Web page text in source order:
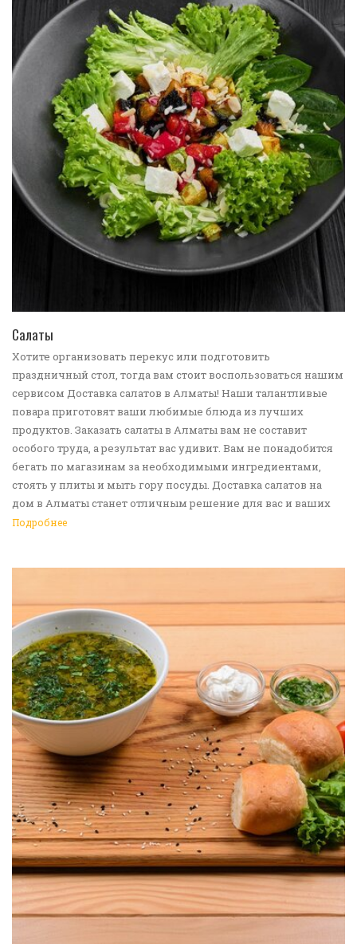
Салаты
Хотите организовать перекус или подготовить
праздничный стол, тогда вам стоит воспользоваться нашим
сервисом Доставка салатов в Алматы! Наши талантливые
повара приготовят ваши любимые блюда из лучших
продуктов. Заказать салаты в Алматы вам не составит
особого труда, а результат вас удивит. Вам не понадобится
бегать по магазинам за необходимыми ингредиентами,
стоять у плиты и мыть гору посуды. Доставка салатов на
дом в Алматы станет отличным решение для вас и ваших
родных, друзей. Ведь мы сами берем все хлопоты в свои
Подробнее